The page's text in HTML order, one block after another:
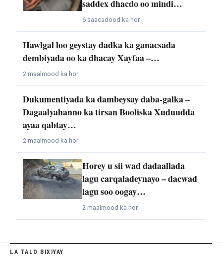
saddex dhacdo oo mindi…
6 saacadood ka hor
Hawlgal loo geystay dadka ka ganacsada
dembiyada oo ka dhacay Xayfaa –…
2 maalmood ka hor
Dukumentiyada ka dambeysay daba-galka –
Dagaalyahanno ka tirsan Booliska Xuduudda
ayaa qabtay…
2 maalmood ka hor
Horey u sii wad dadaallada
lagu carqaladeynayo – dacwad
lagu soo oogay…
2 maalmood ka hor
LA TALO BIXIYAY